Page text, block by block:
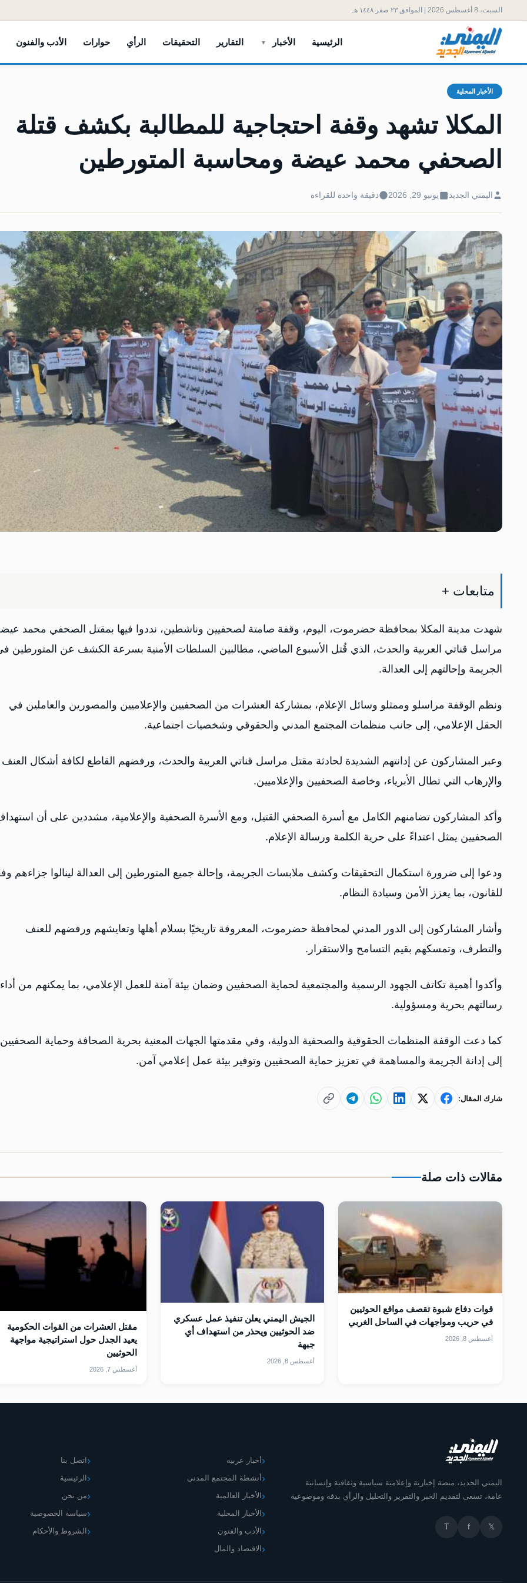
السبت، 8 أغسطس 2026 | الموافق ٢٣ صفر ١٤٤٨ هـ
الرئيسية الأخبار التقارير التحقيقات الرأي حوارات الأدب والفنون
الأخبار المحلية
المكلا تشهد وقفة احتجاجية للمطالبة بكشف قتلة
الصحفي محمد عيضة ومحاسبة المتورطين
اليمني الجديد يونيو 29, 2026 دقيقة واحدة للقراءة
متابعات +
شهدت مدينة المكلا بمحافظة حضرموت، اليوم، وقفة صامتة لصحفيين وناشطين، نددوا فيها بمقتل الصحفي محمد
مراسل قناتي العربية والحدث، الذي قُتل الأسبوع الماضي، مطالبين السلطات الأمنية بسرعة الكشف عن المتورطين
الجريمة وإحالتهم إلى العدالة.
ونظم الوقفة مراسلو وممثلو وسائل الإعلام، بمشاركة العشرات من الصحفيين والإعلاميين والمصورين والعاملين في
الحقل الإعلامي، إلى جانب منظمات المجتمع المدني والحقوقي وشخصيات اجتماعية.
وعبر المشاركون عن إدانتهم الشديدة لحادثة مقتل مراسل قناتي العربية والحدث، ورفضهم القاطع لكافة أشكال العنف
والإرهاب التي تطال الأبرياء، وخاصة الصحفيين والإعلاميين.
وأكد المشاركون تضامنهم الكامل مع أسرة الصحفي القتيل، ومع الأسرة الصحفية والإعلامية، مشددين على أن
الصحفيين يمثل اعتداءً على حرية الكلمة ورسالة الإعلام.
ودعوا إلى ضرورة استكمال التحقيقات وكشف ملابسات الجريمة، وإحالة جميع المتورطين إلى العدالة لينالوا جزاءهم
للقانون، بما يعزز الأمن وسيادة النظام.
وأشار المشاركون إلى الدور المدني لمحافظة حضرموت، المعروفة تاريخيًا بسلام أهلها وتعايشهم ورفضهم للعنف
والتطرف، وتمسكهم بقيم التسامح والاستقرار.
وأكدوا أهمية تكاتف الجهود الرسمية والمجتمعية لحماية الصحفيين وضمان بيئة آمنة للعمل الإعلامي، بما يمكنهم من أداء
رسالتهم بحرية ومسؤولية.
كما دعت الوقفة المنظمات الحقوقية والصحفية الدولية، وفي مقدمتها الجهات المعنية بحرية الصحافة وحماية
إلى إدانة الجريمة والمساهمة في تعزيز حماية الصحفيين وتوفير بيئة عمل إعلامي آمن.
شارك المقال:
مقالات ذات صلة
قوات دفاع شبوة تقصف مواقع الحوثيين
في حريب ومواجهات في الساحل الغربي
أغسطس 8, 2026
الجيش اليمني يعلن تنفيذ عمل عسكري
ضد الحوثيين ويحذر من استهداف أي
جبهة
أغسطس 8, 2026
مقتل العشرات من القوات الحكومية
يعيد الجدل حول استراتيجية مواجهة
الحوثيين
أغسطس 7, 2026
اليمني الجديد، منصة إخبارية وإعلامية سياسية وثقافية وإنسانية
عامة، تسعى لتقديم الخبر والتقرير والتحليل والرأي بدقة وموضوعية
𝕏
f
T
أخبار عربية
أنشطة المجتمع المدني
الأخبار العالمية
الأخبار المحلية
الأدب والفنون
الاقتصاد والمال
اتصل بنا
الرئيسية
من نحن
سياسة الخصوصية
الشروط والأحكام